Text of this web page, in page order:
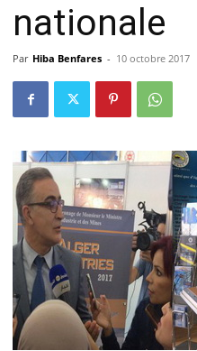
nationale
Par Hiba Benfares - 10 octobre 2017